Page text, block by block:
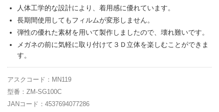
人体工学的な設計により、着用感に優れています。
長期間使用してもフィルムが変形しません。
弾性の優れた素材を用いて製作しましたので、壊れ難いです。
メガネの前に気軽に取り付けて３Ｄ立体を楽しむことができま
す。
アスクコード：MN119
型番：ZM-SG100C
JANコード：4537694077286